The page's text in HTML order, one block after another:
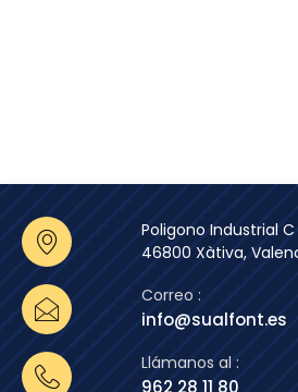
Poligono Industrial
46800 Xàtiva,
Correo :
info@sualfont.es
Llámanos al :
962 28 11 80